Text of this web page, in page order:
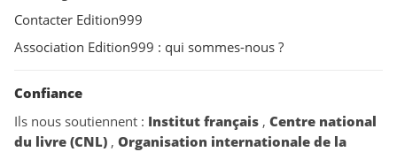
Contacter Edition999
Association Edition999 : qui sommes-nous ?
Confiance
Ils nous soutiennent : Institut français , Centre national
du livre (CNL) , Organisation internationale de la